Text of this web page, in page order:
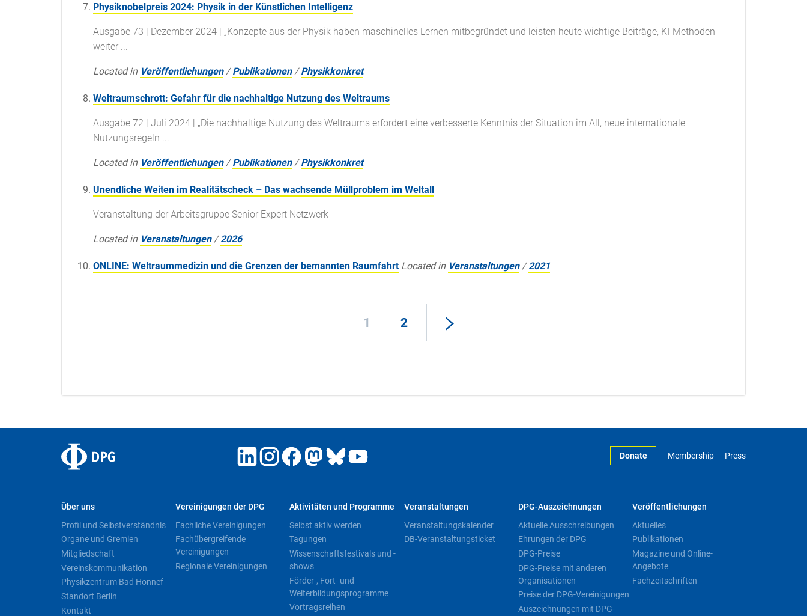
Physiknobelpreis 2024: Physik in der Künstlichen Intelligenz
Ausgabe 73 | Dezember 2024 | „Konzepte aus der Physik haben maschinelles Lernen mitbegründet und leisten heute wichtige Beiträge, KI-Methoden
weiter ...
Located in Veröffentlichungen /Publikationen /Physikkonkret
Weltraumschrott: Gefahr für die nachhaltige Nutzung des Weltraums
Ausgabe 72 | Juli 2024 | „Die nachhaltige Nutzung des Weltraums erfordert eine verbesserte Kenntnis der Situation im All, neue internationale
Nutzungsregeln ...
Located in Veröffentlichungen /Publikationen /Physikkonkret
Unendliche Weiten im Realitätscheck – Das wachsende Müllproblem im Weltall
Veranstaltung der Arbeitsgruppe Senior Expert Netzwerk
Located in Veranstaltungen /2026
ONLINE: Weltraummedizin und die Grenzen der bemannten Raumfahrt Located in Veranstaltungen /2021
1 2
Donate Membership Press
Über uns
Profil und Selbstverständnis
Organe und Gremien
Mitgliedschaft
Vereinskommunikation
Physikzentrum Bad Honnef
Standort Berlin
Kontakt
Vereinigungen der DPG
Fachliche Vereinigungen
Fachübergreifende
Vereinigungen
Regionale Vereinigungen
Aktivitäten und Programme
Selbst aktiv werden
Tagungen
Wissenschaftsfestivals und -
shows
Förder-, Fort- und
Weiterbildungsprogramme
Vortragsreihen
Veranstaltungen
Veranstaltungskalender
DB-Veranstaltungsticket
DPG-Auszeichnungen
Aktuelle Ausschreibungen
Ehrungen der DPG
DPG-Preise
DPG-Preise mit anderen
Organisationen
Preise der DPG-Vereinigungen
Auszeichnungen mit DPG-
Veröffentlichungen
Aktuelles
Publikationen
Magazine und Online-
Angebote
Fachzeitschriften